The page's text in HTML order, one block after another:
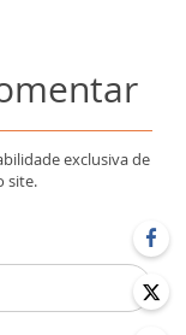
exclusiva de
site.